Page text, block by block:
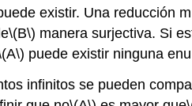
existir. Una reducción
\(B\) manera surjectiva. Si
puede existir ninguna
infinitos se pueden